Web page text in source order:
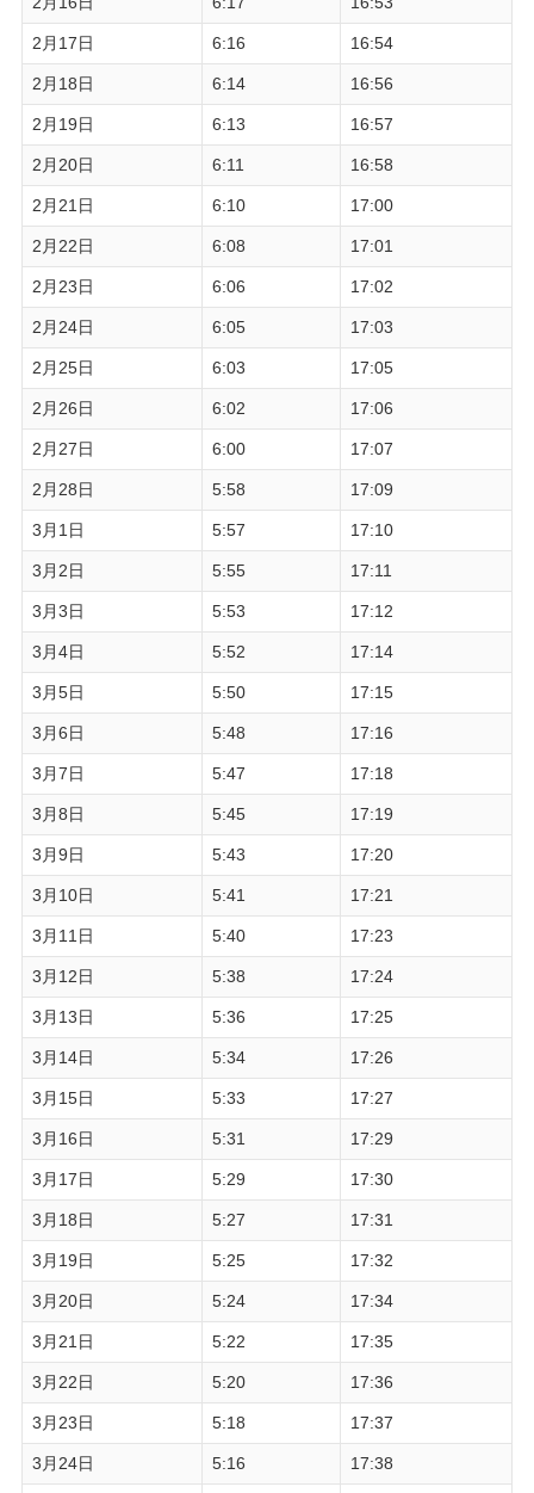
2月17日 6:16 16:54
2月18日 6:14 16:56
2月19日 6:13 16:57
2月20日 6:11 16:58
2月21日 6:10 17:00
2月22日 6:08 17:01
2月23日 6:06 17:02
2月24日 6:05 17:03
2月25日 6:03 17:05
2月26日 6:02 17:06
2月27日 6:00 17:07
2月28日 5:58 17:09
3月1日 5:57 17:10
3月2日 5:55 17:11
3月3日 5:53 17:12
3月4日 5:52 17:14
3月5日 5:50 17:15
3月6日 5:48 17:16
3月7日 5:47 17:18
3月8日 5:45 17:19
3月9日 5:43 17:20
3月10日 5:41 17:21
3月11日 5:40 17:23
3月12日 5:38 17:24
3月13日 5:36 17:25
3月14日 5:34 17:26
3月15日 5:33 17:27
3月16日 5:31 17:29
3月17日 5:29 17:30
3月18日 5:27 17:31
3月19日 5:25 17:32
3月20日 5:24 17:34
3月21日 5:22 17:35
3月22日 5:20 17:36
3月23日 5:18 17:37
3月24日 5:16 17:38